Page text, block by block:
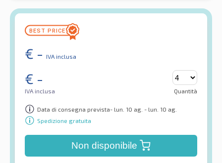
€ - IVA inclusa
€ -
IVA inclusa Quantità
Data di consegna prevista- lun. 10 ag. - lun. 10 ag.
Spedizione gratuita
Non disponibile